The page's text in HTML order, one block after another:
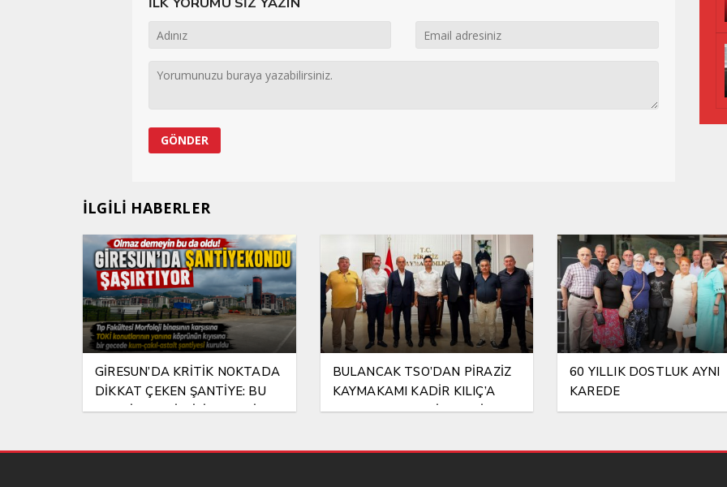
İLGİLİ HABERLER
GİRESUN’DA KRİTİK NOKTADA
DİKKAT ÇEKEN ŞANTİYE: BU
ŞANTİYEYE KİM İZİN VERDİ?
BULANCAK TSO’DAN PİRAZİZ
KAYMAKAMI KADİR KILIÇ’A
HAYIRLI OLSUN ZİYARETİ
60 YILLIK DOSTLUK AYNI
KAREDE